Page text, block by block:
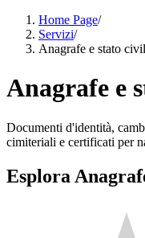
Home Page/
Servizi/
Anagrafe e stato
Anagrafe e
Documenti d'identità,
cimiteriali e certificati per
Esplora